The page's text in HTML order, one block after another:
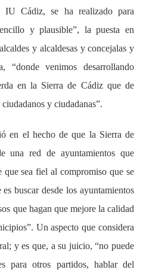
IU Cádiz, se ha realizado para
y plausible”, la puesta en
y alcaldesas y concejalas y
“donde venimos desarrollando
en la Sierra de Cádiz que de
y ciudadanas”.
en el hecho de que la Sierra de
una red de ayuntamientos que
sea fiel al compromiso que se
buscar desde los ayuntamientos
que hagan que mejore la calidad
Un aspecto que considera
y es que, a su juicio, “no puede
para otros partidos, hablar del